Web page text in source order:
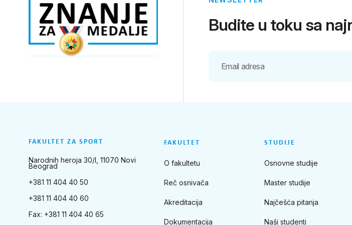
Budite u toku sa
FAKULTET ZA SPORT
Narodnih heroja 30/I, 11070 Novi
Beograd
+381 11 404 40 50
+381 11 404 40 60
Fax: +381 11 404 40 65
FAKULTET
O fakultetu
Reč osnivača
Akreditacija
Dokumentacija
STUDIJE
Osnovne studije
Master studije
Najčešća pitanja
Naši studenti